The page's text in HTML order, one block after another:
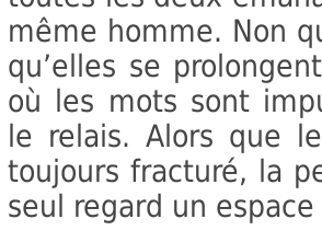
même homme. Non
qu’elles se
où les mots sont
le relais. Alors que
toujours fracturé, la
seul regard un